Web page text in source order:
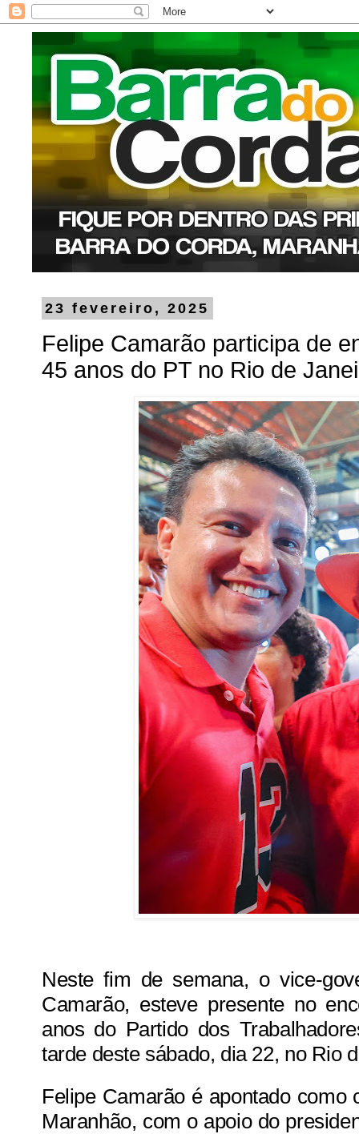
23 fevereiro, 2025
Felipe Camarão participa de
45 anos do PT no Rio de
Neste fim de semana, o vice-
Camarão, esteve presente no
anos do Partido dos
tarde deste sábado, dia 22, no Rio
Felipe Camarão é apontado como
Maranhão, com o apoio do